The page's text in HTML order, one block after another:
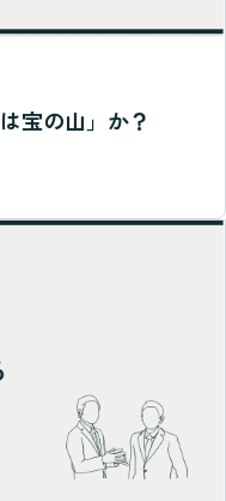
宝の山」か？